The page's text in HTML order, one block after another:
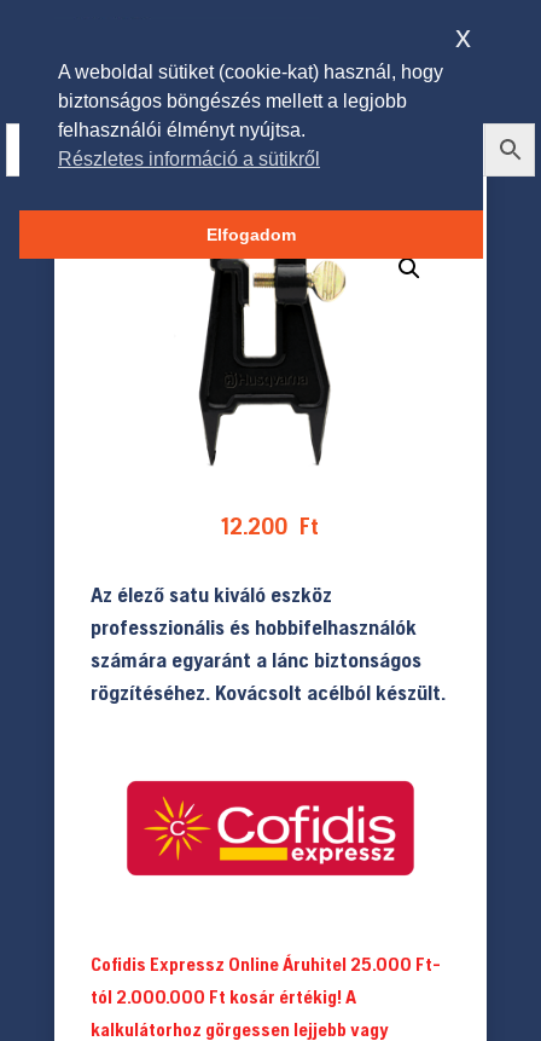
Husqvarna Élező satu
12.200 Ft
Az élező satu kiváló eszköz
professzionális és hobbifelhasználók
számára egyaránt a lánc biztonságos
rögzítéséhez. Kovácsolt acélból készült.
Cofidis Expressz Online Áruhitel 25.000 Ft-
tól 2.000.000 Ft kosár értékig! A
kalkulátorhoz görgessen lejjebb vagy
A weboldal sütiket (cookie-kat) használ, hogy
biztonságos böngészés mellett a legjobb
felhasználói élményt nyújtsa.
Részletes információ a sütikről
Elfogadom
x